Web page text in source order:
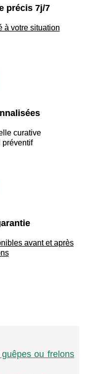
précis 7j/7
à votre situation
curative
préventif
avant et après
ou frelons